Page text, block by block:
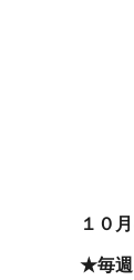
１０
★毎